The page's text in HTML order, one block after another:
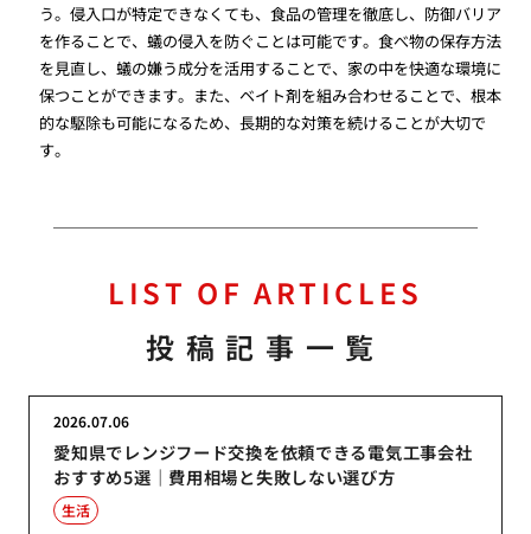
う。侵入口が特定できなくても、食品の管理を徹底し、防御バリア
を作ることで、蟻の侵入を防ぐことは可能です。食べ物の保存方法
を見直し、蟻の嫌う成分を活用することで、家の中を快適な環境に
保つことができます。また、ベイト剤を組み合わせることで、根本
的な駆除も可能になるため、長期的な対策を続けることが大切で
す。
LIST OF ARTICLES
投稿記事一覧
愛知県でレンジフード交換を依頼できる電気工事会社
おすすめ5選｜費用相場と失敗しない選び方
2026.07.06
生活